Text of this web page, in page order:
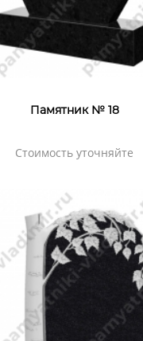
Памятник № 18
Стоимость уточняйте